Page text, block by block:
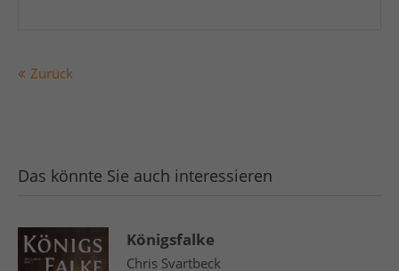
Zurück
Das könnte Sie auch interessieren
Königsfalke
Chris Svartbeck